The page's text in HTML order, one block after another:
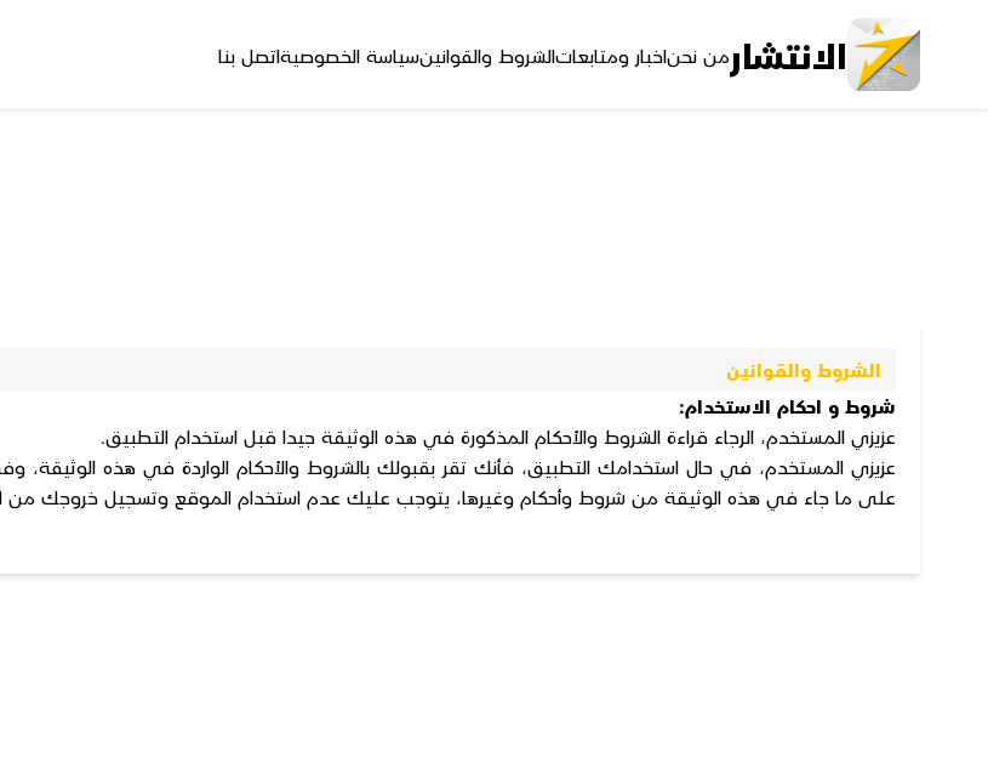
الانتشارمن نحناخبار ومتابعاتالشروط والقوانينسياسة الخصوصيةاتصل بنا
الشروط والقوانين
شروط و احكام الاستخدام:
عزيزي المستخدم، الرجاء قراءة الشروط والأحكام المذكورة في هذه الوثيقة جيدا قبل استخدام التطبيق.
عزيزي المستخدم، في حال استخدامك التطبيق، فأنك تقر بقبولك بالشروط والأحكام الواردة في هذه
على ما جاء في هذه الوثيقة من شروط وأحكام وغيرها، يتوجب عليك عدم استخدام الموقع وتسجيل خروجك من